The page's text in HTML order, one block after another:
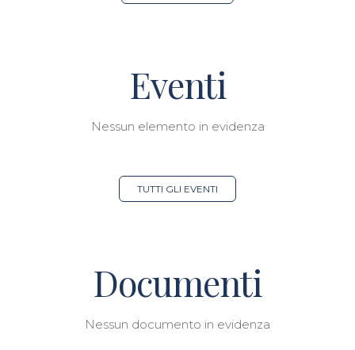
Eventi
Nessun elemento in evidenza
TUTTI GLI EVENTI
Documenti
Nessun documento in evidenza